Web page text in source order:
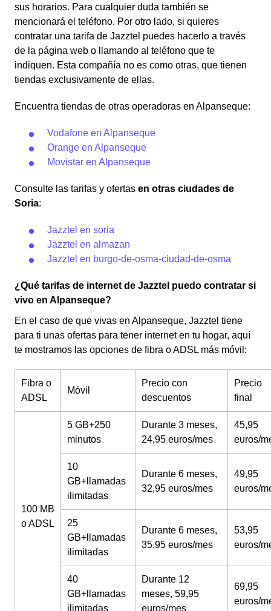
sus horarios. Para cualquier duda también se
mencionará el teléfono. Por otro lado, si quieres
contratar una tarifa de Jazztel puedes hacerlo a través
de la página web o llamando al teléfono que te
indiquen. Esta compañía no es como otras, que tienen
tiendas exclusivamente de ellas.
Encuentra tiendas de otras operadoras en Alpanseque:
Vodafone en Alpanseque
Orange en Alpanseque
Movistar en Alpanseque
Consulte las tarifas y ofertas en otras ciudades de
Soria:
Jazztel en soria
Jazztel en almazan
Jazztel en burgo-de-osma-ciudad-de-osma
¿Qué tarifas de internet de Jazztel puedo contratar si
vivo en Alpanseque?
En el caso de que vivas en Alpanseque, Jazztel tiene
para ti unas ofertas para tener internet en tu hogar, aquí
te mostramos las opciones de fibra o ADSL más móvil:
Fibra o
ADSL
Móvil
Precio con
descuentos
Precio
final
100 MB
o ADSL
5 GB+250
minutos
Durante 3 meses,
24,95 euros/mes
45,95
euros/
10
GB+llamadas
ilimitadas
Durante 6 meses,
32,95 euros/mes
49,95
euros/
25
GB+llamadas
ilimitadas
Durante 6 meses,
35,95 euros/mes
53,95
euros/
40
GB+llamadas
ilimitadas
Durante 12
meses, 59,95
euros/mes
69,95
euros/